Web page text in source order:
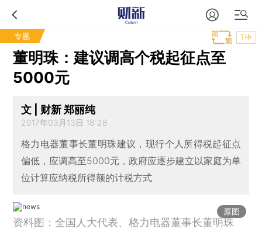
专题 T中
董明珠：建议调高个税起征点至
5000元
文 | 财新 郑丽纯
2017年03月13日 18:28
格力电器董事长董明珠建议，现行个人所得税起征点
偏低，应调高至5000元，政府应逐步建立以家庭为单
位计算应纳税所得额的计税方式
原图
资料图：全国人大代表、格力电器董事长董明珠